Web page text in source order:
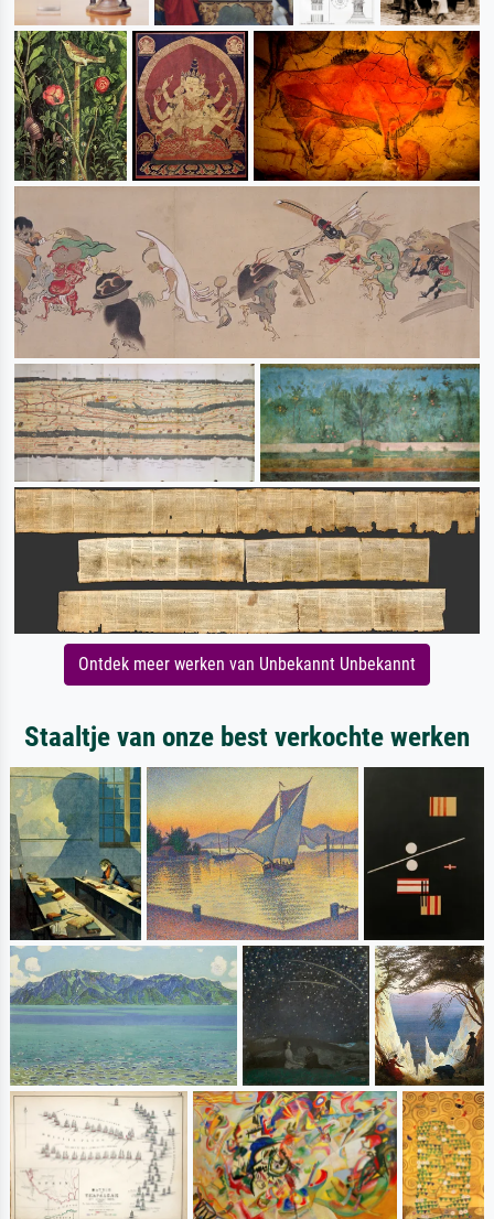
Ontdek meer werken van Unbekannt Unbekannt
Staaltje van onze best verkochte werken